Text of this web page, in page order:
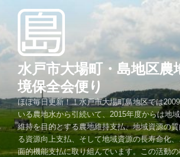
ン
ツ
キ
プ
水戸市大場町・島地区農
境保全会便り
ほぼ毎日更新！！水戸市大場町島地区では
いる農地水から引続いて、2015年度からは地
維持を目的とする農地維持支払、地域資源の
る資源向上支払、そして地域資源の長寿命化
面的機能支払に取り組んでいます。この活動